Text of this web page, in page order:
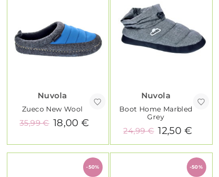
Nuvola
Zueco New Wool
18,00 €
35,99 €
Nuvola
Boot Home Marbled
Grey
12,50 €
24,99 €
-50% -50%